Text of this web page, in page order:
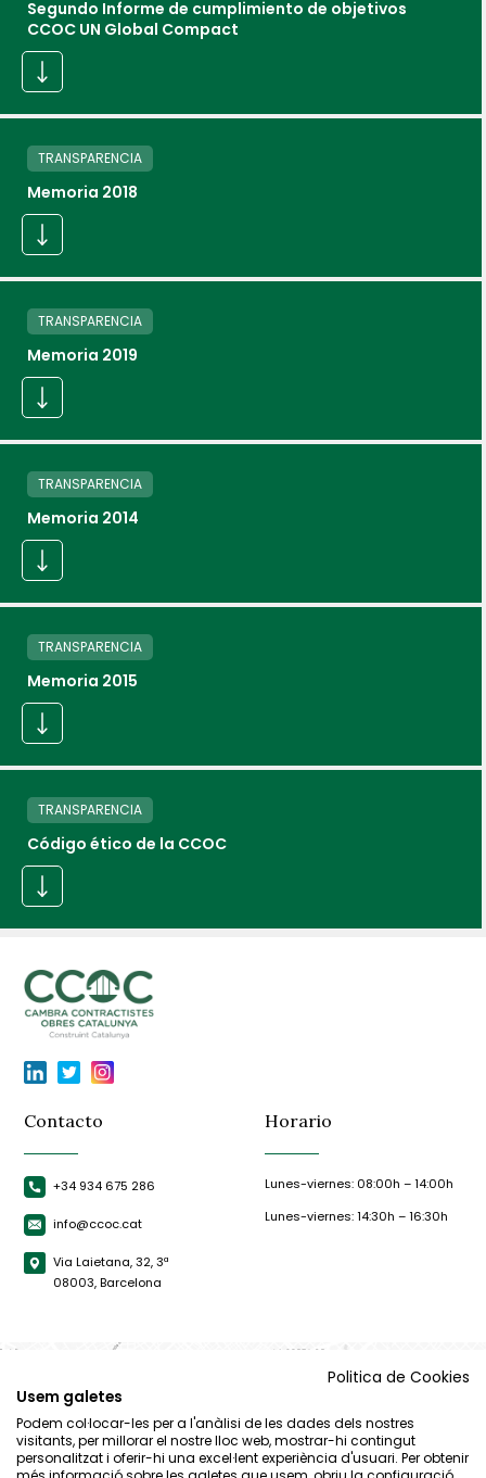
Segundo Informe de cumplimiento de objetivos
CCOC UN Global Compact
TRANSPARENCIA
Memoria 2018
TRANSPARENCIA
Memoria 2019
TRANSPARENCIA
Memoria 2014
TRANSPARENCIA
Memoria 2015
TRANSPARENCIA
Código ético de la CCOC
Contacto
+34 934 675 286
info@ccoc.cat
Via Laietana, 32, 3ª
08003, Barcelona
Horario
Lunes-viernes: 08:00h – 14:00h
Lunes-viernes: 14:30h – 16:30h
Politica de Cookies
Usem galetes
Podem col·locar-les per a l'anàlisi de les dades dels nostres
visitants, per millorar el nostre lloc web, mostrar-hi contingut
personalitzat i oferir-hi una excel·lent experiència d'usuari. Per obtenir